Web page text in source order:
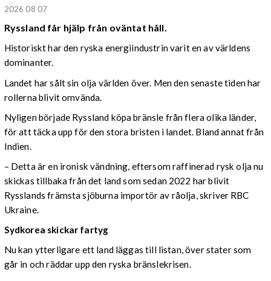
2026 08 07
Ryssland får hjälp från oväntat håll.
Historiskt har den ryska energiindustrin varit en av världens
dominanter.
Landet har sålt sin olja världen över. Men den senaste tiden har
rollerna blivit omvända.
Nyligen började Ryssland köpa bränsle från flera olika länder,
för att täcka upp för den stora bristen i landet. Bland annat från
Indien.
– Detta är en ironisk vändning, eftersom raffinerad rysk olja nu
skickas tillbaka från det land som sedan 2022 har blivit
Rysslands främsta sjöburna importör av råolja, skriver RBC
Ukraine.
Sydkorea skickar fartyg
Nu kan ytterligare ett land läggas till listan, över stater som
går in och räddar upp den ryska bränslekrisen.